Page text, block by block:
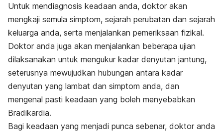
Untuk mendiagnosis keadaan anda, doktor akan
mengkaji semula simptom, sejarah perubatan dan sejarah
keluarga anda, serta menjalankan pemeriksaan fizikal.
Doktor anda juga akan menjalankan beberapa ujian
dilaksanakan untuk mengukur kadar denyutan jantung,
seterusnya mewujudkan hubungan antara kadar
denyutan yang lambat dan simptom anda, dan
mengenal pasti keadaan yang boleh menyebabkan
Bradikardia.
Bagi keadaan yang menjadi punca sebenar, doktor anda